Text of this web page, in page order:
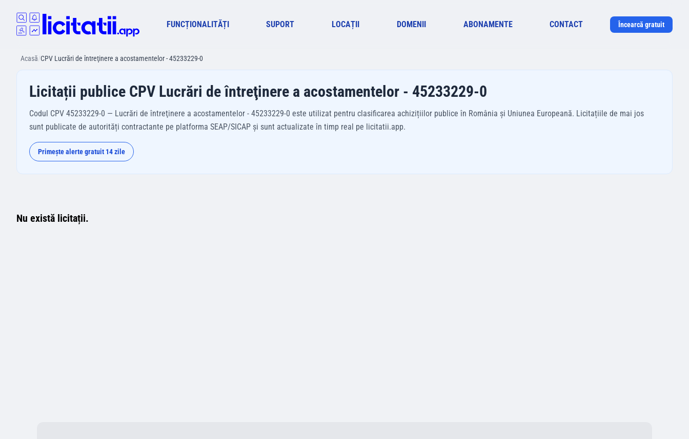
FUNCȚIONALITĂȚI SUPORT LOCAȚII DOMENII ABONAMENTE CONTACT Încearcă gratuit
Acasă/CPV Lucrări de întreţinere a acostamentelor - 45233229-0
Licitații publice CPV Lucrări de întreţinere a acostamentelor - 45233229-0
Codul CPV 45233229-0 — Lucrări de întreţinere a acostamentelor - 45233229-0 este utilizat pentru clasificarea achizițiilor publice în România și Uniunea Europeană. Licitațiile de mai jos
sunt publicate de autorități contractante pe platforma SEAP/SICAP și sunt actualizate în timp real pe licitatii.app.
Primește alerte gratuit 14 zile
Nu există licitații.